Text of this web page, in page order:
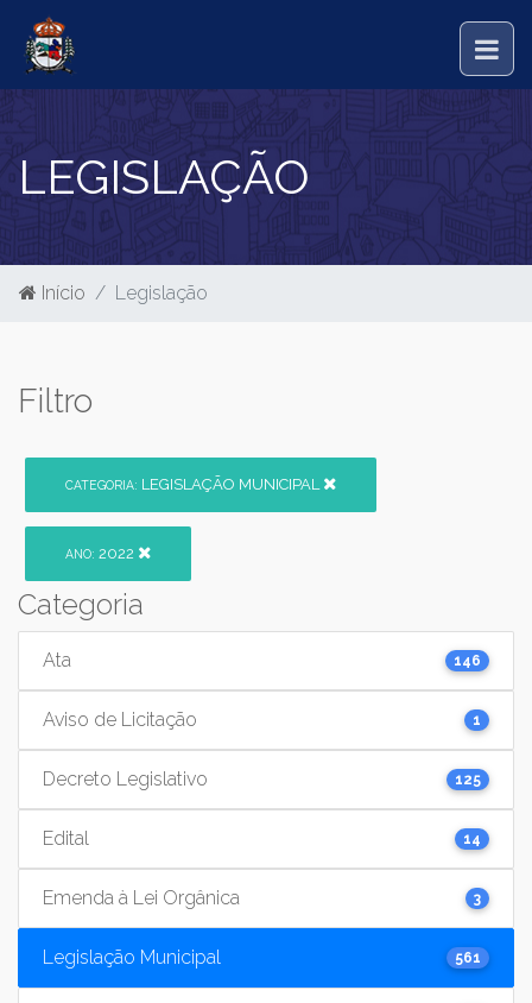
LEGISLAÇÃO
Início Legislação
Filtro
CATEGORIA: LEGISLAÇÃO MUNICIPAL
ANO: 2022
Categoria
Ata 146
Aviso de Licitação 1
Decreto Legislativo 125
Edital 14
Emenda à Lei Orgânica 3
Legislação Municipal 561